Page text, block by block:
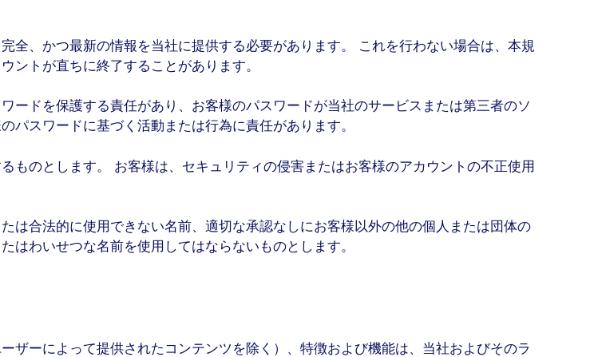
全、かつ最新の情報を当社に提供する必要があります。 これを行わない場合は、本規
ントが直ちに終了することがあります。
ードを保護する責任があり、お客様のパスワードが当社のサービスまたは第三者のソ
パスワードに基づく活動または行為に責任があります。
ものとします。 お客様は、セキュリティの侵害またはお客様のアカウントの不正使用
は合法的に使用できない名前、適切な承認なしにお客様以外の他の個人または団体の
はわいせつな名前を使用してはならないものとします。
ザーによって提供されたコンテンツを除く）、特徴および機能は、当社およびそのラ